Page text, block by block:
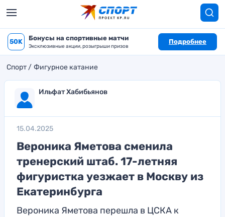
50K Бонусы на спортивные матчи
Эксклюзивные акции, розыгрыши призов
Подробнее
Спорт Фигурное катание
Ильфат Хабибьянов
15.04.2025
Вероника Яметова сменила
тренерский штаб. 17-летняя
фигуристка уезжает в Москву из
Екатеринбурга
Вероника Яметова перешла в ЦСКА к